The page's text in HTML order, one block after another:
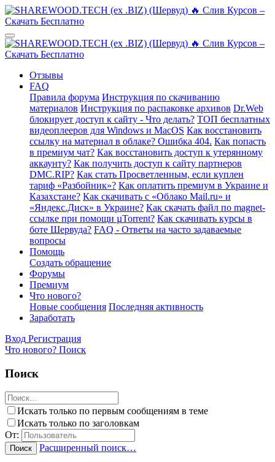
Отзывы
FAQ
Правила форума Инструкция по скачиванию
материалов Инструкция по распаковке архивов Dr.Web
блокирует доступ к сайту - Что делать? ТОП бесплатных
видеоплееров для Windows и MacOS Как восстановить
ссылку на материал в облаке? Ошибка 404. Как попасть
в премиум чат? Как восстановить доступ к утерянному
аккаунту? Как получить доступ к сайту партнеров
DMC.RIP? Как стать Просветленным, если куплен
тариф «Разбойник»? Как оплатить премиум в Украине и
Казахстане? Как скачивать с «Облако Mail.ru» и
«Яндекс.Диск» в Украине? Как скачать файл по magnet-
ссылке при помощи µTorrent? Как скачивать курсы в
боте Шервуда? FAQ - Ответы на часто задаваемые
вопросы
Помощь
Создать обращение
Форумы
Премиум
Что нового?
Новые сообщения Последняя активность
Заработать
Вход Регистрация
Что нового? Поиск
Поиск
Искать только по первым сообщениям в теме
Искать только по заголовкам
От:
Поиск Расширенный поиск…